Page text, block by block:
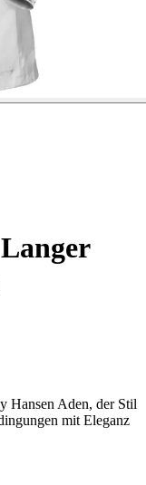
Langer
Hansen Aden, der Stil
mit Eleganz